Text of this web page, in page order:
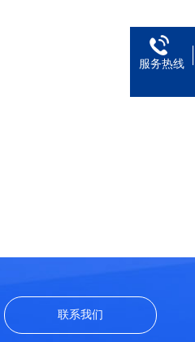
联系我们
服务热线